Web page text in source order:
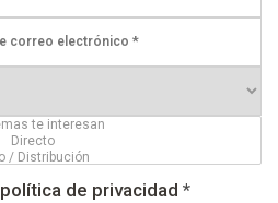
política de privacidad *